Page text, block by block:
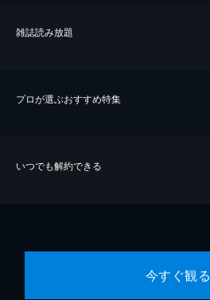
雑誌読み放題
プロが選ぶおすすめ特集
いつでも解約できる
今すぐ観る